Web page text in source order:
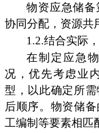
物资应急储备
协同分配，资源共
1.2.结合实际
在制定应急
况，优先考虑业
型，以此确定所
后顺序。物资储
工编制等要素相匹